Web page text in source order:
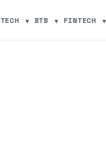
TECH BTB FINTECH